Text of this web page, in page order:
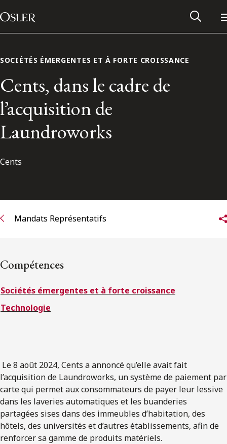
Passer au contenu
Main Navigation
S’abonner aux articles Osler
S’abonner
SOCIÉTÉS ÉMERGENTES ET À FORTE CROISSANCE
Cents, dans le cadre de
l’acquisition de
Laundroworks
Cents
Mandats Représentatifs
Compétences
Sociétés émergentes et à forte croissance
Technologie
Le 8 août 2024, Cents a annoncé qu’elle avait fait
l’acquisition de Laundroworks, un système de paiement par
carte qui permet aux consommateurs de payer leur lessive
dans les laveries automatiques et les buanderies
partagées sises dans des immeubles d’habitation, des
hôtels, des universités et d’autres établissements, afin de
renforcer sa gamme de produits matériels.